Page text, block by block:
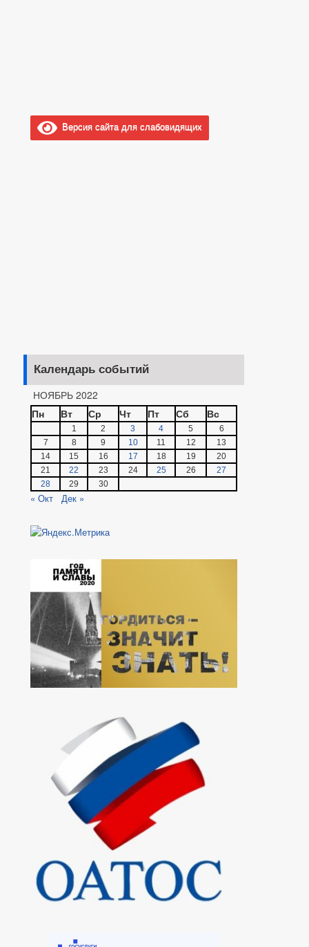
Версия сайта для слабовидящих
Календарь событий
НОЯБРЬ 2022
Пн
Вт Ср Чт Пт Сб Вс
1 2 3 4 5
6
7
8 9 10 11 12
13
14
15 16 17 18 19
20
21
22 23 24 25 26
27
28
29 30
« Окт Дек »